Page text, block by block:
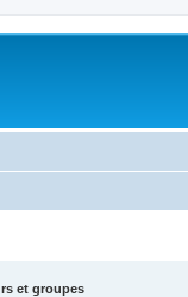
et groupes